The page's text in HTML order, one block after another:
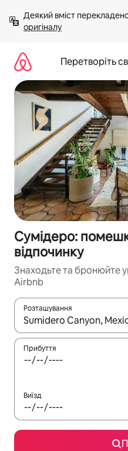
вмісту
Деякий вміст
оригіналу
Перетворіть
Сумідеро:
відпочинку
Знаходьте та бронюйте
Airbnb
Розташування
Отримавши результати
Прибуття
Виїзд